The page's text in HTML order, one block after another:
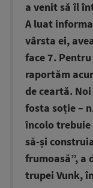
a venit să îl
A luat
vârsta ei,
face 7.
raportăm
de ceartă.
fosta soție –
încolo trebuie
să-și
frumoasă”, a
trupei Vunk,